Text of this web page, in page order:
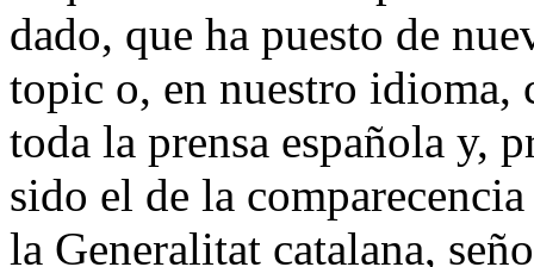
dado, que ha puesto de
topic o, en nuestro idioma,
toda la prensa española y,
sido el de la
la Generalitat catalana,